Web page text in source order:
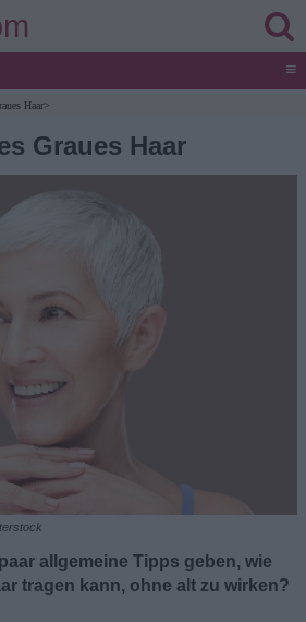
≡
Haar>
Graues Haar
allgemeine Tipps geben, wie
tragen kann, ohne alt zu wirken?